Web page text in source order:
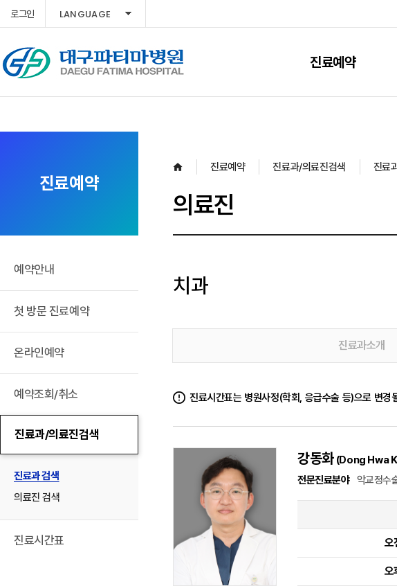
로그인 LANGUAGE
진료예약
진료예약
예약안내
첫 방문 진료예약
온라인예약
예약조회/취소
진료과/의료진검색
진료과 검색
의료진 검색
진료시간표
의료진
진료예약 진료과/의료진검색 진료
치과
진료과소개
진료시간표는 병원사정(학회, 응급수술 등)으로 변경
강동화 (Dong Hwa
전문진료분야 악교정수
오
오